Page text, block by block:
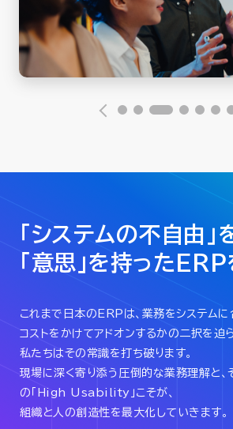
「システムの不自由」
「意思」を持ったERP
これまで日本のERPは、業務をシステムに
コストをかけてアドオンするかの二択を迫
私たちはその常識を打ち破ります。
現場に深く寄り添う圧倒的な業務理解と、
の「High Usability」こそが、
組織と人の創造性を最大化していきます。